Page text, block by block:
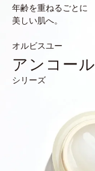
年齢を重ねるごとに
美しい肌へ。
オルビスユー
アンコール
シリーズ